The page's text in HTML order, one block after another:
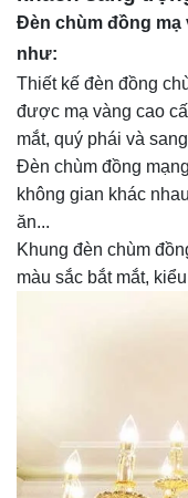
Đèn chùm đồng
như:
Thiết kế đèn đồng
được mạ vàng cao
mắt, quý phái và
Đèn chùm đồng
không gian khác
ăn...
Khung đèn chùm
màu sắc bắt mắt,